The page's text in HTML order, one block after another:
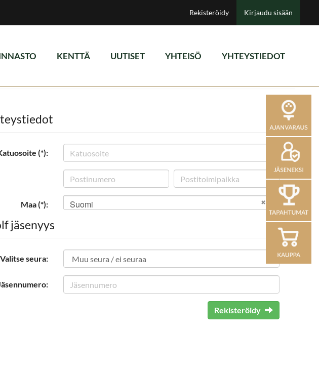
Rekisteröidy Kirjaudu sisään
KENTTÄ UUTISET YHTEISÖ YHTEYSTIEDOT
(*):
Maa (*): Suomi
jäsenyys
Valitse seura:
Rekisteröidy